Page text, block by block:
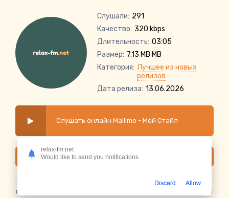
Слушали: 291
Качество: 320 kbps
Длительность: 03:05
Размер: 7.13 MB MB
Категория: Лучшее из новых
релизов
Дата релиза: 13.06.2026
Слушать онлайн Malllmo - Мой Стайл
Скачать
Скачать песню Malllmo - Мой Стайл
в mp3 или слушать в
relax-fm.net
Would like to send you notifications
Discard Allow